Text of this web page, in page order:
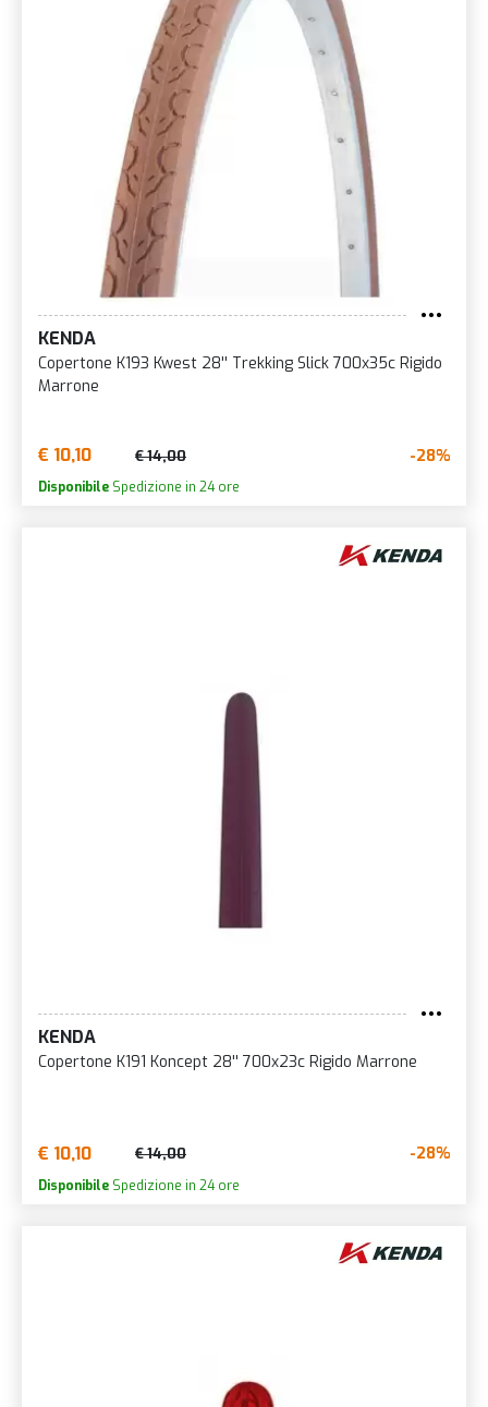
KENDA
Copertone K193 Kwest 28'' Trekking Slick 700x35c Rigido
Marrone
€ 10,10 € 14,00 -28%
Disponibile Spedizione in 24 ore
KENDA
Copertone K191 Koncept 28'' 700x23c Rigido Marrone
€ 10,10 € 14,00 -28%
Disponibile Spedizione in 24 ore